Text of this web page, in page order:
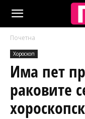
Почетна
Хороскоп
Има пет
раковите